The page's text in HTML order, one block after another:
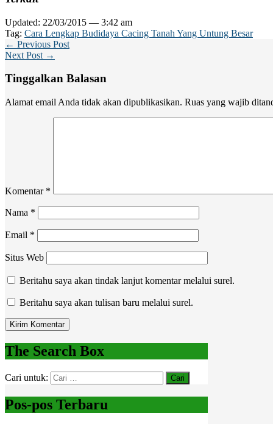
Updated: 22/03/2015 — 3:42 am
Tag: Cara Lengkap Budidaya Cacing Tanah Yang Untung Besar
← Previous Post
Next Post →
Tinggalkan Balasan
Alamat email Anda tidak akan dipublikasikan. Ruas yang wajib
Komentar *
Nama *
Email *
Situs Web
Beritahu saya akan tindak lanjut komentar melalui surel.
Beritahu saya akan tulisan baru melalui surel.
The Search Box
Cari untuk:
Pos-pos Terbaru